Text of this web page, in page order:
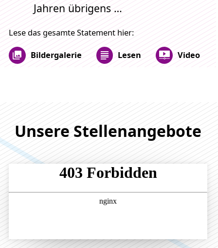
Jahren übrigens …
Lese das gesamte Statement hier:
Bildergalerie Lesen Video
Unsere Stellenangebote